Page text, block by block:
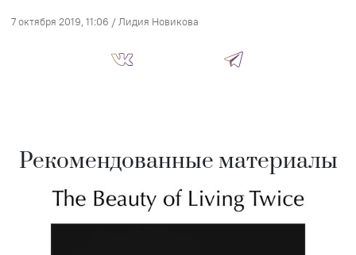
7 октября 2019, 11:06 / Лидия Новикова
Рекомендованные материалы